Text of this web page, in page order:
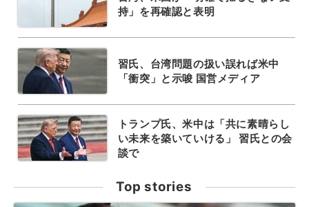
持」を再確認と表明
習氏、台湾問題の扱い誤れば米中
「衝突」と示唆 国営メディア
トランプ氏、米中は「共に素晴らし
い未来を築いていける」 習氏との会
談で
Top stories